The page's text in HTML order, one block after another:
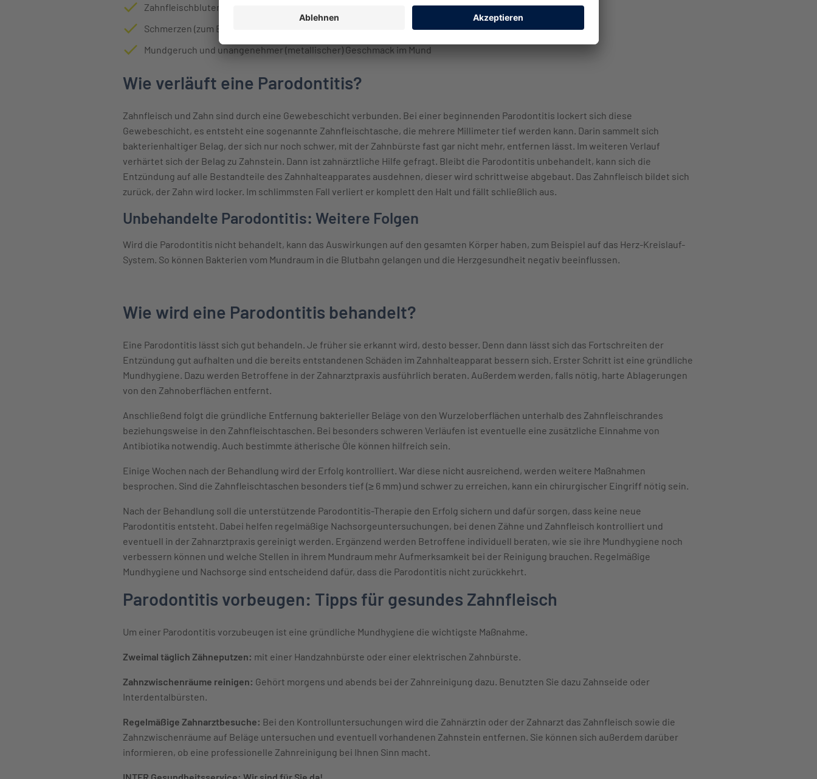
Zahnfleischbluten
Schmerzen (zum Beispiel beim Essen)
Mundgeruch und unangenehmer (metallischer) Geschmack im Mund
Wie verläuft eine Parodontitis?
Zahnfleisch und Zahn sind durch eine Gewebeschicht verbunden. Bei einer beginnenden Parodontitis lockert sich diese
Gewebeschicht, es entsteht eine sogenannte Zahnfleischtasche, die mehrere Millimeter tief werden kann. Darin sammelt sich
bakterienhaltiger Belag, der sich nur noch schwer, mit der Zahnbürste fast gar nicht mehr, entfernen lässt. Im weiteren Verlauf
verhärtet sich der Belag zu Zahnstein. Dann ist zahnärztliche Hilfe gefragt. Bleibt die Parodontitis unbehandelt, kann sich die
Entzündung auf alle Bestandteile des Zahnhalteapparates ausdehnen, dieser wird schrittweise abgebaut. Das Zahnfleisch bildet sich
zurück, der Zahn wird locker. Im schlimmsten Fall verliert er komplett den Halt und fällt schließlich aus.
Unbehandelte Parodontitis: Weitere Folgen
Wird die Parodontitis nicht behandelt, kann das Auswirkungen auf den gesamten Körper haben, zum Beispiel auf das Herz-Kreislauf-
System. So können Bakterien vom Mundraum in die Blutbahn gelangen und die Herzgesundheit negativ beeinflussen.
Wie wird eine Parodontitis behandelt?
Eine Parodontitis lässt sich gut behandeln. Je früher sie erkannt wird, desto besser. Denn dann lässt sich das Fortschreiten der
Entzündung gut aufhalten und die bereits entstandenen Schäden im Zahnhalteapparat bessern sich. Erster Schritt ist eine gründliche
Mundhygiene. Dazu werden Betroffene in der Zahnarztpraxis ausführlich beraten. Außerdem werden, falls nötig, harte Ablagerungen
von den Zahnoberflächen entfernt.
Anschließend folgt die gründliche Entfernung bakterieller Beläge von den Wurzeloberflächen unterhalb des Zahnfleischrandes
beziehungsweise in den Zahnfleischtaschen. Bei besonders schweren Verläufen ist eventuelle eine zusätzliche Einnahme von
Antibiotika notwendig. Auch bestimmte ätherische Öle können hilfreich sein.
Einige Wochen nach der Behandlung wird der Erfolg kontrolliert. War diese nicht ausreichend, werden weitere Maßnahmen
besprochen. Sind die Zahnfleischtaschen besonders tief (≥ 6 mm) und schwer zu erreichen, kann ein chirurgischer Eingriff nötig sein.
Nach der Behandlung soll die unterstützende Parodontitis-Therapie den Erfolg sichern und dafür sorgen, dass keine neue
Parodontitis entsteht. Dabei helfen regelmäßige Nachsorgeuntersuchungen, bei denen Zähne und Zahnfleisch kontrolliert und
eventuell in der Zahnarztpraxis gereinigt werden. Ergänzend werden Betroffene individuell beraten, wie sie ihre Mundhygiene noch
verbessern können und welche Stellen in ihrem Mundraum mehr Aufmerksamkeit bei der Reinigung brauchen. Regelmäßige
Mundhygiene und Nachsorge sind entscheidend dafür, dass die Parodontitis nicht zurückkehrt.
Parodontitis vorbeugen: Tipps für gesundes Zahnfleisch
Um einer Parodontitis vorzubeugen ist eine gründliche Mundhygiene die wichtigste Maßnahme.
Zweimal täglich Zähneputzen: mit einer Handzahnbürste oder einer elektrischen Zahnbürste.
Zahnzwischenräume reinigen: Gehört morgens und abends bei der Zahnreinigung dazu. Benutzten Sie dazu Zahnseide oder
Interdentalbürsten.
Regelmäßige Zahnarztbesuche: Bei den Kontrolluntersuchungen wird die Zahnärztin oder der Zahnarzt das Zahnfleisch sowie die
Zahnzwischenräume auf Beläge untersuchen und eventuell vorhandenen Zahnstein entfernen. Sie können sich außerdem darüber
informieren, ob eine professionelle Zahnreinigung bei Ihnen Sinn macht.
INTER Gesundheitsservice: Wir sind für Sie da!